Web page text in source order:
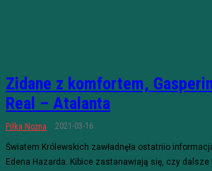
Zidane z komfortem,
Real – Atalanta
Piłka Nożna 2021-03-16
Światem Królewskich zawładnęła ostatnio
Edena Hazarda. Kibice zastanawiają się, czy